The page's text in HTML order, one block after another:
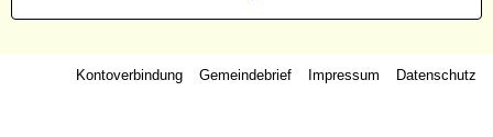
Kontoverbindung Gemeindebrief Impressum Datenschutz